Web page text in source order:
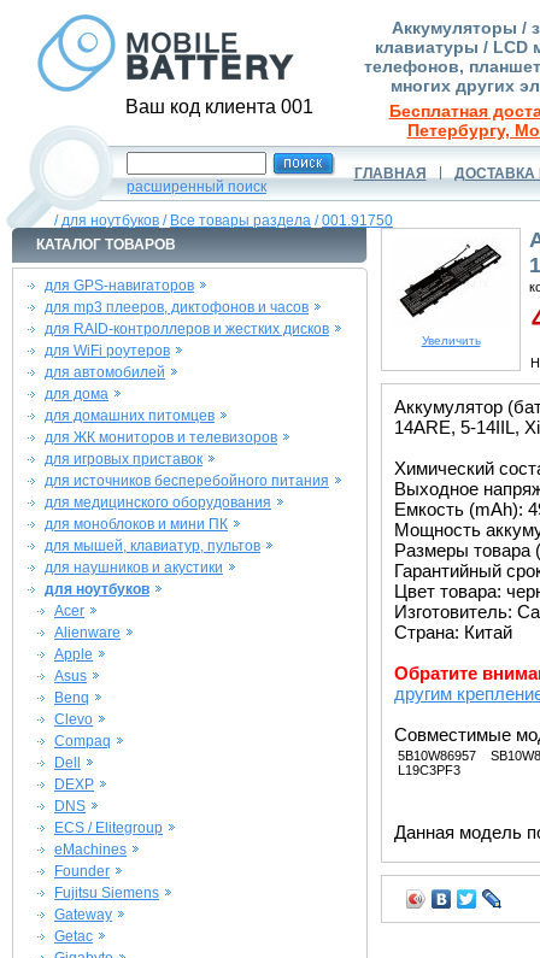
Ваш код клиента 001
Аккумуляторы /
клавиатуры / LCD
телефонов,
многих других
Бесплатная
Петербургу,
расширенный поиск
ГЛАВНАЯ ДОСТАВКА
/для ноутбуков / Все товары раздела /001.91750
КАТАЛОГ ТОВАРОВ
для GPS-навигаторов
для mp3 плееров, диктофонов и часов
для RAID-контроллеров и жестких дисков
для WiFi роутеров
для автомобилей
для дома
для домашних питомцев
для ЖК мониторов и телевизоров
для игровых приставок
для источников бесперебойного питания
для медицинского оборудования
для моноблоков и мини ПК
для мышей, клавиатур, пультов
для наушников и акустики
для ноутбуков
Acer
Alienware
Apple
Asus
Benq
Clevo
Compaq
Dell
DEXP
DNS
ECS / Elitegroup
eMachines
Founder
Fujitsu Siemens
Gateway
Getac
Увеличить
Аккумулятор
14ARE, 5-14IIL,
Химический
Выходное
Емкость (mAh):
Мощность
Размеры товара
Гарантийный
Цвет товара:
Изготовитель:
Страна: Китай
Обратите
другим
Совместимые
5B10W86957
L19C3PF3
Данная модель